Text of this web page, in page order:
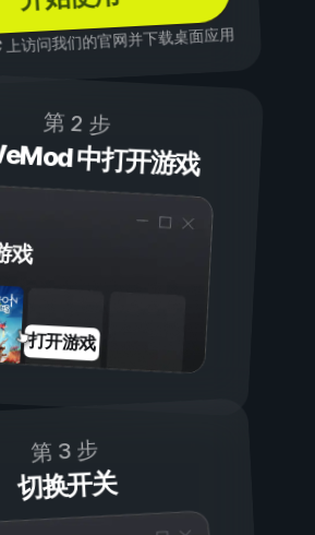
上访问我们的官网并下载桌面应用
第 2 步
中打开游戏
戏
打开游戏
第 3 步
切换开关